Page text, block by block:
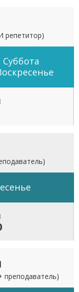
репетитор)
Суббота
преподаватель)